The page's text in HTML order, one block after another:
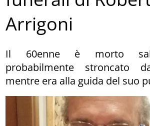
Arrigoni
Il 60enne è morto
probabilmente stroncato
mentre era alla guida del suo